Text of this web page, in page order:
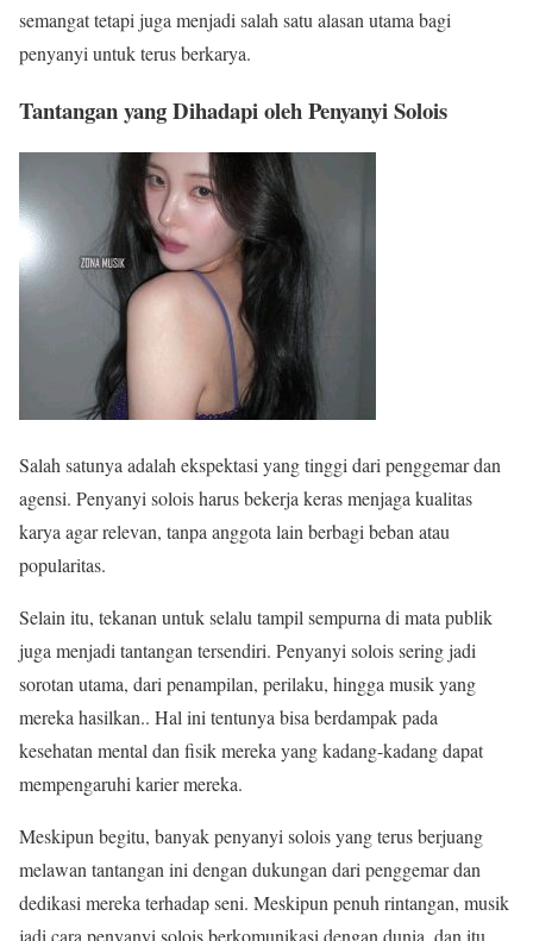
semangat tetapi juga menjadi salah satu alasan utama bagi
penyanyi untuk terus berkarya.
Tantangan yang Dihadapi oleh Penyanyi Solois
Salah satunya adalah ekspektasi yang tinggi dari penggemar dan
agensi. Penyanyi solois harus bekerja keras menjaga kualitas
karya agar relevan, tanpa anggota lain berbagi beban atau
popularitas.
Selain itu, tekanan untuk selalu tampil sempurna di mata publik
juga menjadi tantangan tersendiri. Penyanyi solois sering jadi
sorotan utama, dari penampilan, perilaku, hingga musik yang
mereka hasilkan.. Hal ini tentunya bisa berdampak pada
kesehatan mental dan fisik mereka yang kadang-kadang dapat
mempengaruhi karier mereka.
Meskipun begitu, banyak penyanyi solois yang terus berjuang
melawan tantangan ini dengan dukungan dari penggemar dan
dedikasi mereka terhadap seni. Meskipun penuh rintangan, musik
jadi cara penyanyi solois berkomunikasi dengan dunia, dan itu